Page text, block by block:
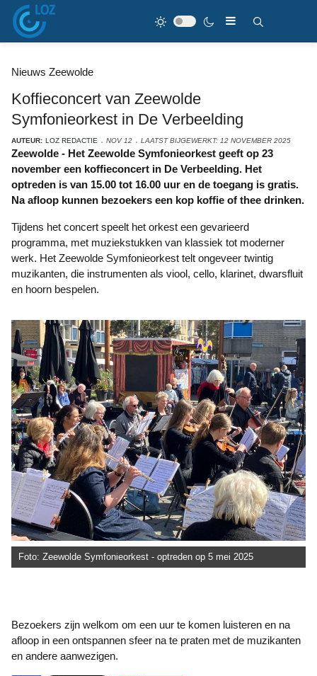
Nieuws Zeewolde
Koffieconcert van Zeewolde
Symfonieorkest in De Verbeelding
AUTEUR: LOZ REDACTIE NOV 12 LAATST BIJGEWERKT: 12 NOVEMBER 2025
Zeewolde - Het Zeewolde Symfonieorkest geeft op 23
november een koffieconcert in De Verbeelding. Het
optreden is van 15.00 tot 16.00 uur en de toegang is gratis.
Na afloop kunnen bezoekers een kop koffie of thee drinken.
Tijdens het concert speelt het orkest een gevarieerd
programma, met muziekstukken van klassiek tot moderner
werk. Het Zeewolde Symfonieorkest telt ongeveer twintig
muzikanten, die instrumenten als viool, cello, klarinet, dwarsfluit
en hoorn bespelen.
Foto: Zeewolde Symfonieorkest - optreden op 5 mei 2025
Bezoekers zijn welkom om een uur te komen luisteren en na
afloop in een ontspannen sfeer na te praten met de muzikanten
en andere aanwezigen.